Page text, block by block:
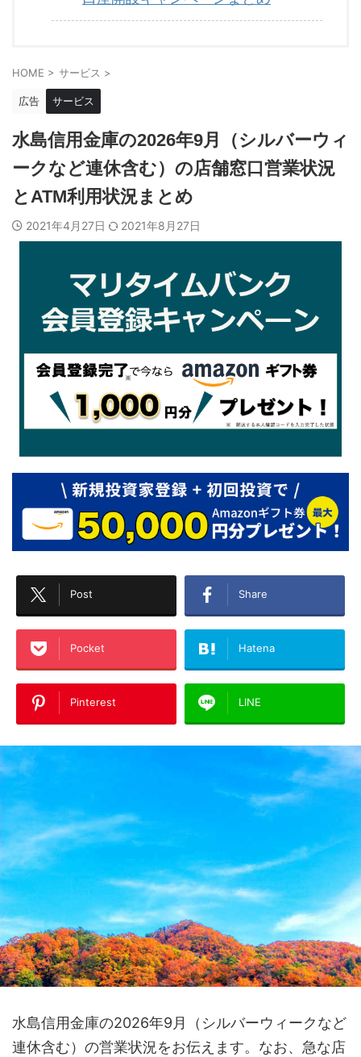
HOME > サービス >
広告 サービス
水島信用金庫の2026年9月（シルバーウィ
ークなど連休含む）の店舗窓口営業状況
とATM利用状況まとめ
2021年4月27日 2021年8月27日
Post Share
Pocket Hatena
Pinterest LINE
水島信用金庫の2026年9月（シルバーウィークなど
連休含む）の営業状況をお伝えます。なお、急な店